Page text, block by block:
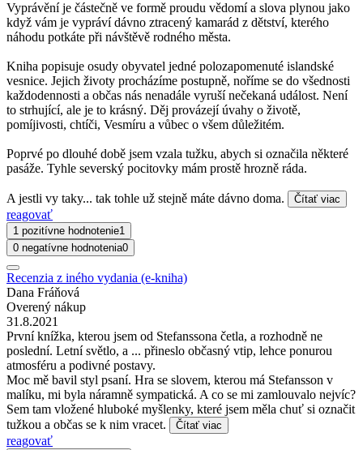
Vyprávění je částečně ve formě proudu vědomí a slova plynou jako
když vám je vypráví dávno ztracený kamarád z dětství, kterého
náhodu potkáte při návštěvě rodného města.
Kniha popisuje osudy obyvatel jedné polozapomenuté islandské
vesnice. Jejich životy procházíme postupně, noříme se do všednosti
každodennosti a občas nás nenadále vyruší nečekaná událost. Není
to strhující, ale je to krásný. Děj provázejí úvahy o životě,
pomíjivosti, chtíči, Vesmíru a vůbec o všem důležitém.
Poprvé po dlouhé době jsem vzala tužku, abych si označila některé
pasáže. Tyhle severský pocitovky mám prostě hrozně ráda.
A jestli vy taky... tak tohle už stejně máte dávno doma. Čítať viac
reagovať
1 pozitívne hodnotenie1
0 negatívne hodnotenia0
Recenzia z iného vydania (e-kniha)
Dana Fráňová
Overený nákup
31.8.2021
První knížka, kterou jsem od Stefanssona četla, a rozhodně ne
poslední. Letní světlo, a ... přineslo občasný vtip, lehce ponurou
atmosféru a podivné postavy.
Moc mě bavil styl psaní. Hra se slovem, kterou má Stefansson v
malíku, mi byla náramně sympatická. A co se mi zamlouvalo nejvíc?
Sem tam vložené hluboké myšlenky, které jsem měla chuť si označit
tužkou a občas se k nim vracet.
Čítať viac
reagovať